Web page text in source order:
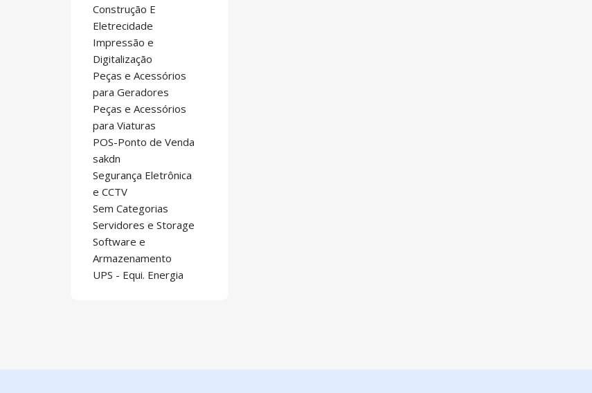
Construção E
Eletrecidade
Impressão e
Digitalização
Peças e Acessórios
para Geradores
Peças e Acessórios
para Viaturas
POS-Ponto de Venda
sakdn
Segurança Eletrônica
e CCTV
Sem Categorias
Servidores e Storage
Software e
Armazenamento
UPS - Equi. Energia